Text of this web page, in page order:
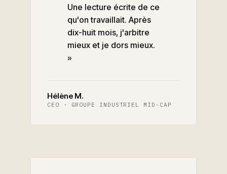
Une lecture écrite de ce
qu'on travaillait. Après
dix-huit mois, j'arbitre
mieux et je dors mieux.
»
Hélène M.
CEO · GROUPE INDUSTRIEL MID-CAP